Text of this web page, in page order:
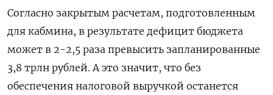
Согласно закрытым расчетам, подготовленным
для кабмина, в результате дефицит бюджета
может в 2-2,5 раза превысить запланированные
3,8 трлн рублей. А это значит, что без
обеспечения налоговой выручкой останется